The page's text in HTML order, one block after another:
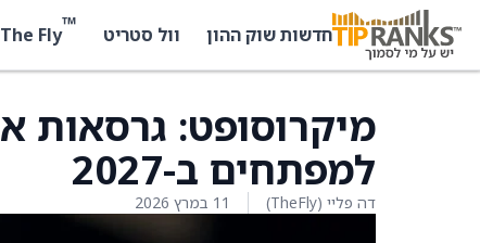
חדשות שוק ההון וול סטריט ™
The Fly
למפתחים ב-2027
דה פליי (TheFly) 11 במרץ 2026